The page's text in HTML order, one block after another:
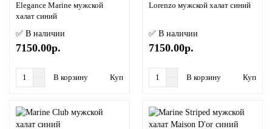
Elegance Marine мужской
халат синий
✅ В наличии
7150.00р.
В корзину Купить в 1 клик
Lorenzo мужской халат синий
✅ В наличии
7150.00р.
В корзину Купить